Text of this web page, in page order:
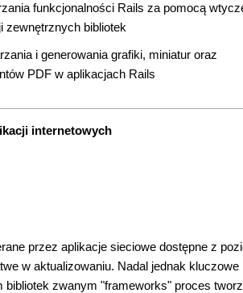
funkcjonalności Rails za pomocą
zewnętrznych bibliotek
i generowania grafiki, miniatur oraz
PDF w aplikacjach Rails
internetowych
przez aplikacje sieciowe dostępne z
w aktualizowaniu. Nadal jednak kluczowe
zwanym "frameworks" proces